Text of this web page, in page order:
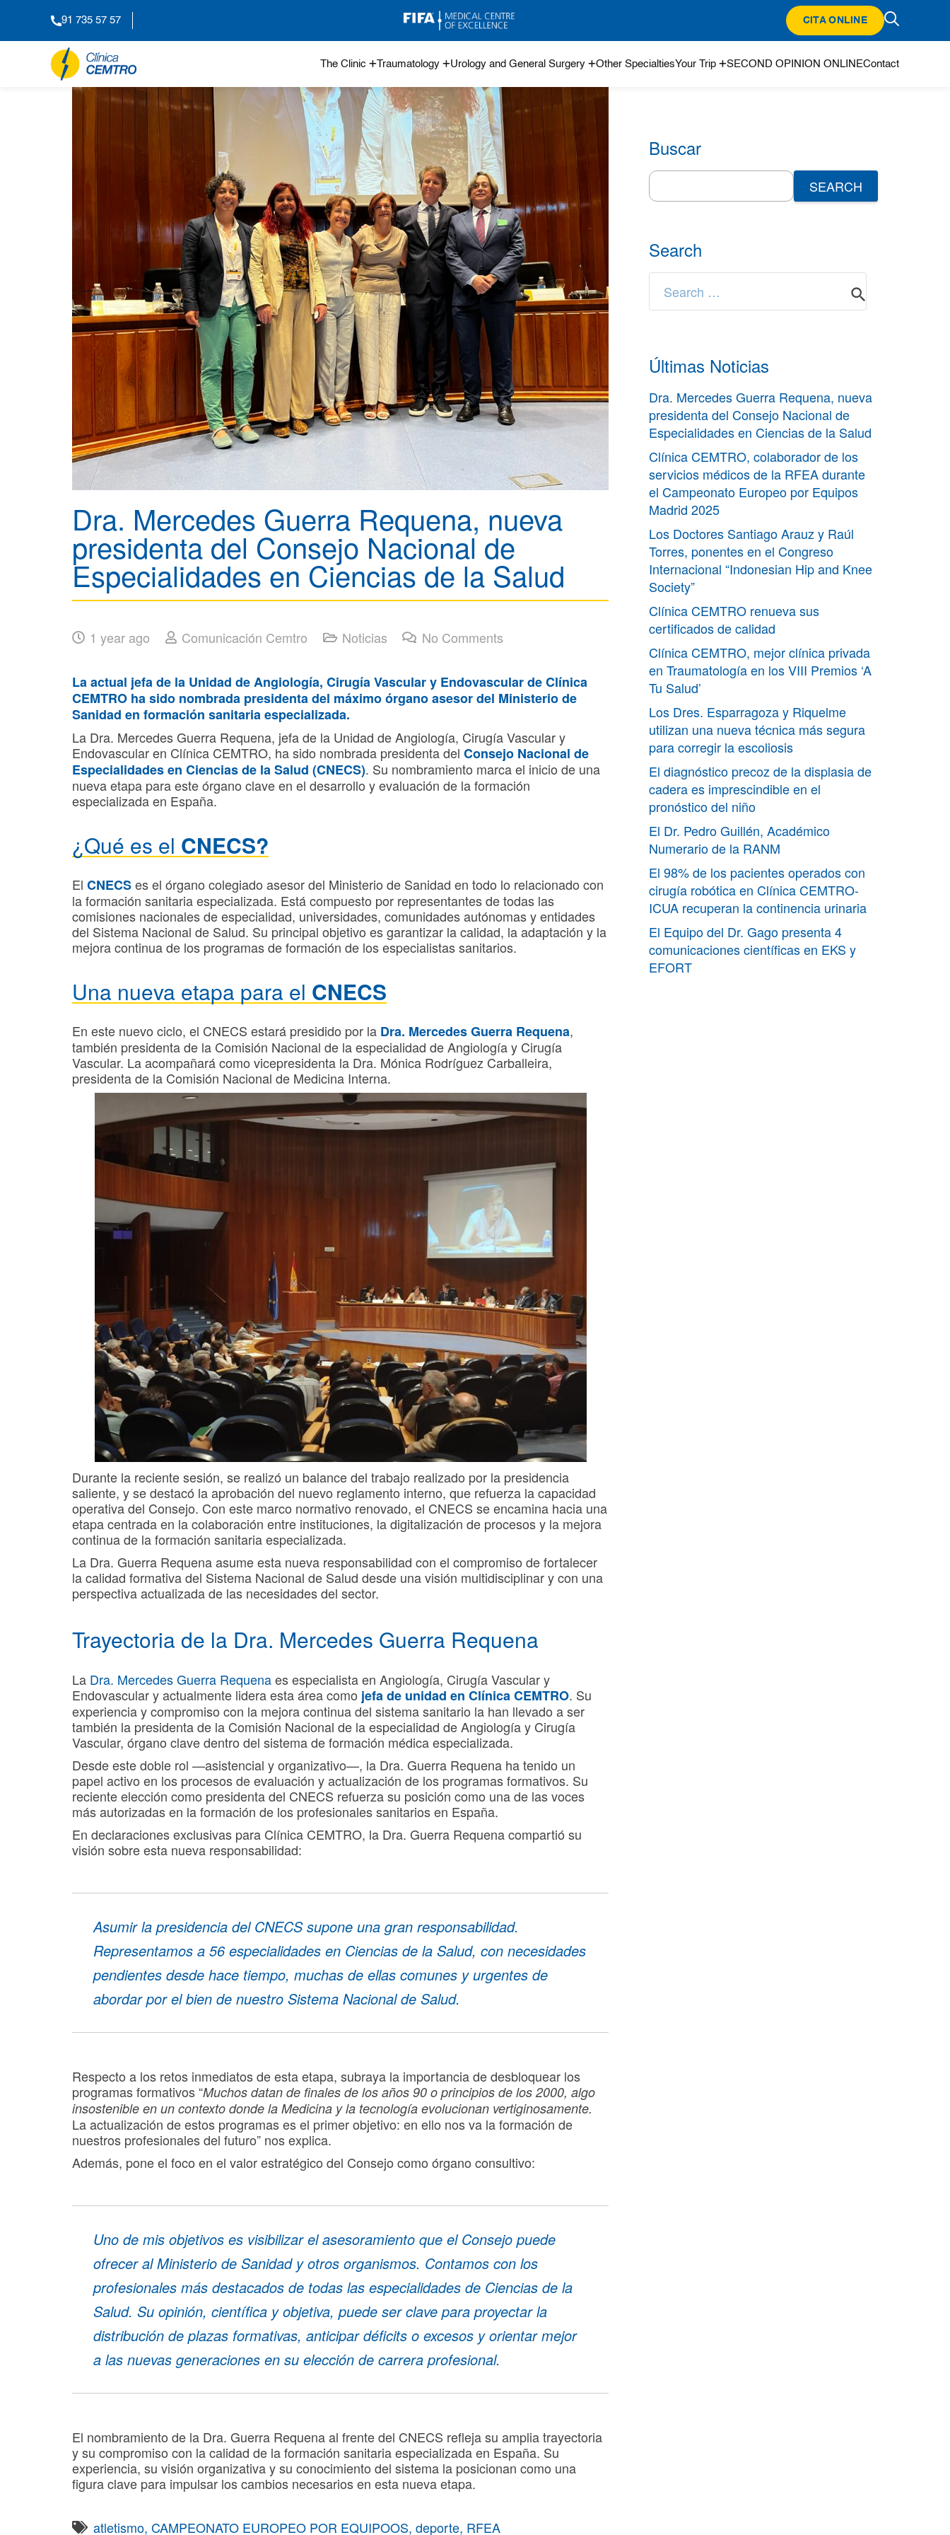
91 735 57 57 CITA ONLINE
The Clinic Traumatology Urology and General Surgery Other SpecialtiesYour Trip SECOND OPINION ONLINEContact
Dra. Mercedes Guerra Requena, nueva
presidenta del Consejo Nacional de
Especialidades en Ciencias de la Salud
1 year ago Comunicación Cemtro Noticias No Comments
La actual jefa de la Unidad de Angiología, Cirugía Vascular y Endovascular de Clínica
CEMTRO ha sido nombrada presidenta del máximo órgano asesor del Ministerio de
Sanidad en formación sanitaria especializada.
La Dra. Mercedes Guerra Requena, jefa de la Unidad de Angiología, Cirugía Vascular y
Endovascular en Clínica CEMTRO, ha sido nombrada presidenta del Consejo Nacional de
Especialidades en Ciencias de la Salud (CNECS). Su nombramiento marca el inicio de una
nueva etapa para este órgano clave en el desarrollo y evaluación de la formación
especializada en España.
¿Qué es el CNECS?
El CNECSes el órgano colegiado asesor del Ministerio de Sanidad en todo lo relacionado con
la formación sanitaria especializada. Está compuesto por representantes de todas las
comisiones nacionales de especialidad, universidades, comunidades autónomas y entidades
del Sistema Nacional de Salud. Su principal objetivo es garantizar la calidad, la adaptación y la
mejora continua de los programas de formación de los especialistas sanitarios.
Una nueva etapa para el CNECS
En este nuevo ciclo, el CNECS estará presidido por la Dra. Mercedes Guerra Requena,
también presidenta de la Comisión Nacional de la especialidad de Angiología y Cirugía
Vascular. La acompañará como vicepresidenta la Dra. Mónica Rodríguez Carballeira,
presidenta de la Comisión Nacional de Medicina Interna.
Durante la reciente sesión, se realizó un balance del trabajo realizado por la presidencia
saliente, y se destacó la aprobación del nuevo reglamento interno, que refuerza la capacidad
operativa del Consejo. Con este marco normativo renovado, el CNECS se encamina hacia una
etapa centrada en la colaboración entre instituciones, la digitalización de procesos y la mejora
continua de la formación sanitaria especializada.
La Dra. Guerra Requena asume esta nueva responsabilidad con el compromiso de fortalecer
la calidad formativa del Sistema Nacional de Salud desde una visión multidisciplinar y con una
perspectiva actualizada de las necesidades del sector.
Trayectoria de la Dra. Mercedes Guerra Requena
La Dra. Mercedes Guerra Requenaes especialista en Angiología, Cirugía Vascular y
Endovascular y actualmente lidera esta área como jefa de unidad en Clínica CEMTRO. Su
experiencia y compromiso con la mejora continua del sistema sanitario la han llevado a ser
también la presidenta de la Comisión Nacional de la especialidad de Angiología y Cirugía
Vascular, órgano clave dentro del sistema de formación médica especializada.
Desde este doble rol —asistencial y organizativo—, la Dra. Guerra Requena ha tenido un
papel activo en los procesos de evaluación y actualización de los programas formativos. Su
reciente elección como presidenta del CNECS refuerza su posición como una de las voces
más autorizadas en la formación de los profesionales sanitarios en España.
En declaraciones exclusivas para Clínica CEMTRO, la Dra. Guerra Requena compartió su
visión sobre esta nueva responsabilidad:
Asumir la presidencia del CNECS supone una gran responsabilidad.
Representamos a 56 especialidades en Ciencias de la Salud, con necesidades
pendientes desde hace tiempo, muchas de ellas comunes y urgentes de
abordar por el bien de nuestro Sistema Nacional de Salud.
Respecto a los retos inmediatos de esta etapa, subraya la importancia de desbloquear los
programas formativos “Muchos datan de finales de los años 90 o principios de los 2000, algo
insostenible en un contexto donde la Medicina y la tecnología evolucionan vertiginosamente.
La actualización de estos programas es el primer objetivo: en ello nos va la formación de
nuestros profesionales del futuro” nos explica.
Además, pone el foco en el valor estratégico del Consejo como órgano consultivo:
Uno de mis objetivos es visibilizar el asesoramiento que el Consejo puede
ofrecer al Ministerio de Sanidad y otros organismos. Contamos con los
profesionales más destacados de todas las especialidades de Ciencias de la
Salud. Su opinión, científica y objetiva, puede ser clave para proyectar la
distribución de plazas formativas, anticipar déficits o excesos y orientar mejor
a las nuevas generaciones en su elección de carrera profesional.
El nombramiento de la Dra. Guerra Requena al frente del CNECS refleja su amplia trayectoria
y su compromiso con la calidad de la formación sanitaria especializada en España. Su
experiencia, su visión organizativa y su conocimiento del sistema la posicionan como una
figura clave para impulsar los cambios necesarios en esta nueva etapa.
atletismo,CAMPEONATO EUROPEO POR EQUIPOOS,deporte, RFEA
Buscar
Search
for:
Search
Search
for:
Últimas Noticias
Dra. Mercedes Guerra Requena, nueva
presidenta del Consejo Nacional de
Especialidades en Ciencias de la Salud
Clínica CEMTRO, colaborador de los
servicios médicos de la RFEA durante
el Campeonato Europeo por Equipos
Madrid 2025
Los Doctores Santiago Arauz y Raúl
Torres, ponentes en el Congreso
Internacional “Indonesian Hip and Knee
Society”
Clínica CEMTRO renueva sus
certificados de calidad
Clínica CEMTRO, mejor clínica privada
en Traumatología en los VIII Premios ‘A
Tu Salud’
Los Dres. Esparragoza y Riquelme
utilizan una nueva técnica más segura
para corregir la escoliosis
El diagnóstico precoz de la displasia de
cadera es imprescindible en el
pronóstico del niño
El Dr. Pedro Guillén, Académico
Numerario de la RANM
El 98% de los pacientes operados con
cirugía robótica en Clínica CEMTRO-
ICUA recuperan la continencia urinaria
El Equipo del Dr. Gago presenta 4
comunicaciones científicas en EKS y
EFORT